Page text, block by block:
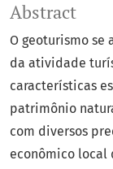
Abstract
O geoturismo se
da atividade
características
patrimônio
com diversos
econômico local